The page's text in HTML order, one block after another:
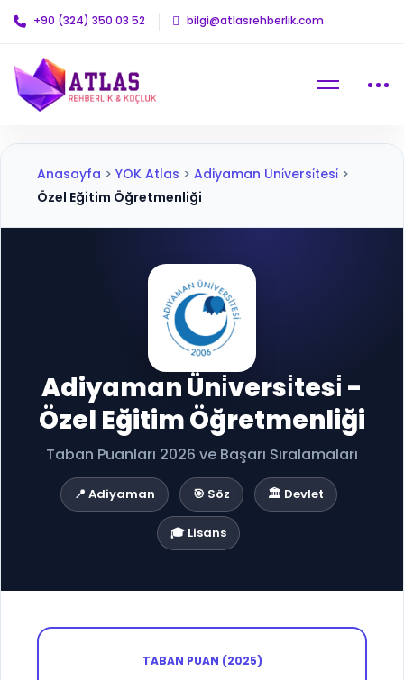
+90 (324) 350 03 52 bilgi@atlasrehberlik.com
Anasayfa > YÖK Atlas > Adiyaman Üni̇versi̇tesi̇ >
Özel Eğitim Öğretmenliği
Adiyaman Üni̇versi̇tesi̇ -
Özel Eğitim Öğretmenliği
Taban Puanları 2026 ve Başarı Sıralamaları
📍 Adiyaman 🎯 Söz 🏛️ Devlet
🎓 Lisans
TABAN PUAN (2025)